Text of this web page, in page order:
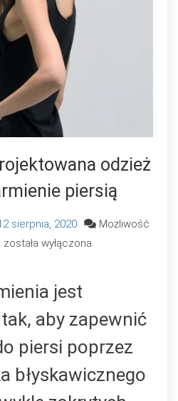
odzież
piersią
sierpnia, 2020
Możliwość
Specjalnie
ułatwia
karmienie
piersią
została wyłączona
jest
aby zapewnić
piersi poprzez
błyskawicznego